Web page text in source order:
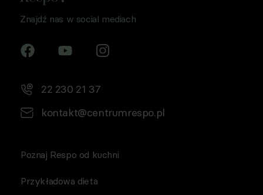
Znajdź nas w social mediach
22 230 21 37
kontakt@centrumrespo.pl
Poznaj Respo od kuchni
Przykładowa dieta